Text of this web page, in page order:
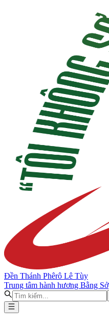
Đền Thánh Phêrô Lê Tùy
Trung tâm hành hương Bằng Sở